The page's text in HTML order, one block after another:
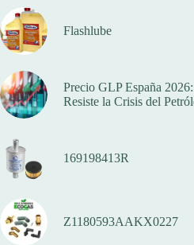
Flashlube
Precio GLP España
Resiste la Crisis del
169198413R
Z1180593AAKX0227